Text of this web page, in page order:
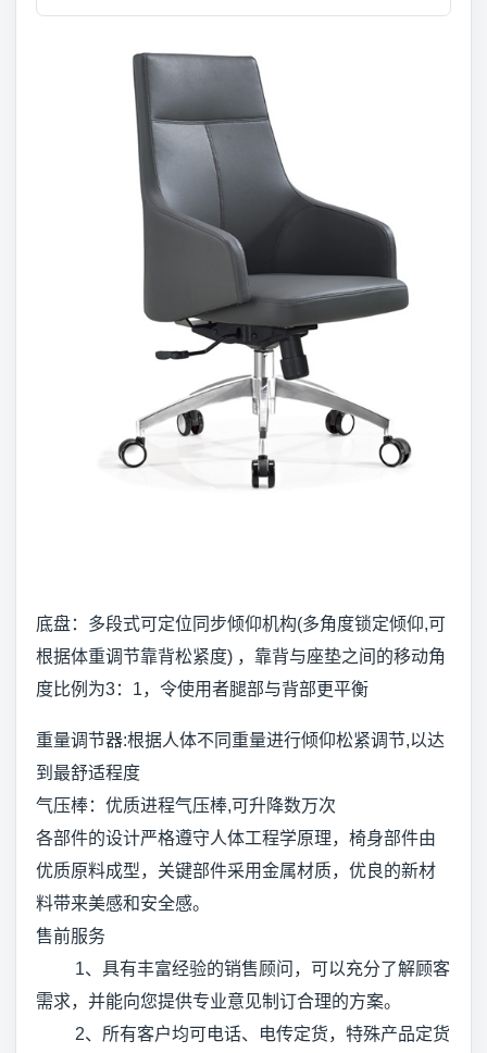
底盘：多段式可定位同步倾仰机构(多角度锁定倾仰,可
根据体重调节靠背松紧度) ，靠背与座垫之间的移动角
度比例为3：1，令使用者腿部与背部更平衡
重量调节器:根据人体不同重量进行倾仰松紧调节,以达
到最舒适程度
气压棒：优质进程气压棒,可升降数万次
各部件的设计严格遵守人体工程学原理，椅身部件由
优质原料成型，关键部件采用金属材质，优良的新材
料带来美感和安全感。
售前服务
1、具有丰富经验的销售顾问，可以充分了解顾客
需求，并能向您提供专业意见制订合理的方案。
2、所有客户均可电话、电传定货，特殊产品定货